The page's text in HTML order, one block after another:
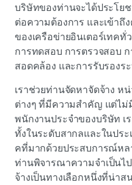
บริษัทของท่านจะได้ประโย
ต่อความต้องการ และเข้า
ของเครือข่ายอินเตอร์เทค
การทดสอบ การตรวจสอบ
สอดคล้อง และการรับรองร
เราช่วยท่านจัดหาจัดจ้าง ห
ต่างๆ ที่มีความสำคัญ แต่ไม่
พนักงานประจำของบริษัท เ
ทั้งในระดับสากลและในประ
คที่มากด้วยประสบการณ์หล
ท่านพิจารณาความจำเป็นไ
จ้างเป็นทางเลือกหนึ่งที่น่า